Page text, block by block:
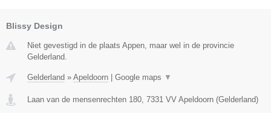
Blissy Design
Niet gevestigd in de plaats Appen, maar wel in de provincie
Gelderland.
Gelderland » Apeldoorn Google maps ▼
Laan van de mensenrechten 180 7331 VV Apeldoorn (Gelderland)